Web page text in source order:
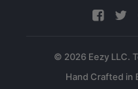
© 2026 Eezy LLC.